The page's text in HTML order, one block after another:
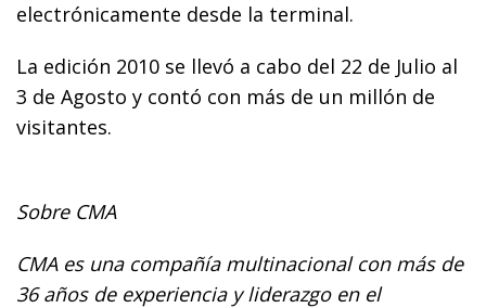
electrónicamente desde la terminal.
La edición 2010 se llevó a cabo del 22 de Julio al
3 de Agosto y contó con más de un millón de
visitantes.
Sobre CMA
CMA es una compañía multinacional con más de
36 años de experiencia y liderazgo en el